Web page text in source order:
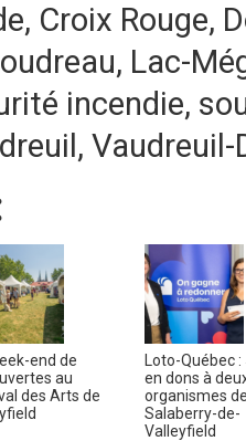
, Croix Rouge,
, Lac-
incendie,
, Vaudreuil-
end de
au
des Arts de
Loto-Québec
en dons à
organismes
Salaberry-de-
Valleyfield